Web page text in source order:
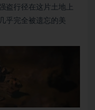
盗行径在这片土地上
乎完全被遗忘的美